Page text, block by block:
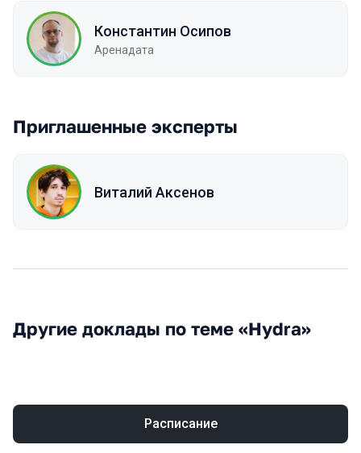
Константин Осипов
Аренадата
Приглашенные эксперты
Виталий Аксенов
Другие доклады по теме «Hydra»
Расписание